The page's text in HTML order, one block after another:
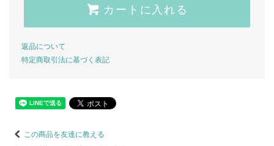
カートに入れる
返品について
特定商取引法に基づく表記
この商品を友達に教える